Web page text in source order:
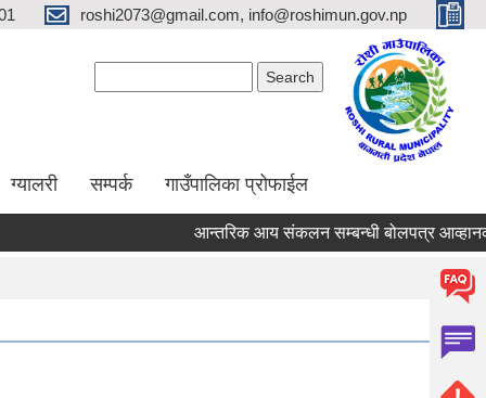
roshi2073@gmail.com, info@roshimun.gov.np
ग्यालरी सम्पर्क गाउँपालिका प्रोफाईल
आन्तरिक आय संकलन सम्बन्धी बोलपत्र आव्हानको